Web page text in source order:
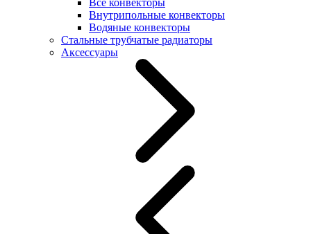
Все конвекторы
Внутрипольные конвекторы
Водяные конвекторы
Стальные трубчатые радиаторы
Аксессуары